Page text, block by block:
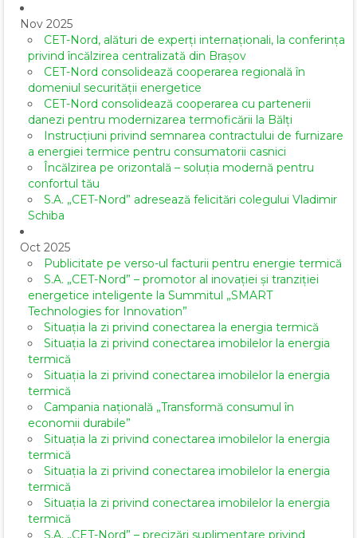
Nov 2025
CET-Nord, alături de experți internaționali, la conferința
privind încălzirea centralizată din Brașov
CET-Nord consolidează cooperarea regională în
domeniul securității energetice
CET-Nord consolidează cooperarea cu partenerii
danezi pentru modernizarea termoficării la Bălți
Instrucțiuni privind semnarea contractului de furnizare
a energiei termice pentru consumatorii casnici
Încălzirea pe orizontală – soluția modernă pentru
confortul tău
S.A. „CET-Nord” adresează felicitări colegului Vladimir
Schiba
Oct 2025
Publicitate pe verso-ul facturii pentru energie termică
S.A. „CET-Nord” – promotor al inovației și tranziției
energetice inteligente la Summitul „SMART
Technologies for Innovation”
Situația la zi privind conectarea la energia termică
Situația la zi privind conectarea imobilelor la energia
termică
Situația la zi privind conectarea imobilelor la energia
termică
Campania națională „Transformă consumul în
economii durabile”
Situația la zi privind conectarea imobilelor la energia
termică
Situația la zi privind conectarea imobilelor la energia
termică
Situația la zi privind conectarea imobilelor la energia
termică
S.A. „CET-Nord” – precizări suplimentare privind